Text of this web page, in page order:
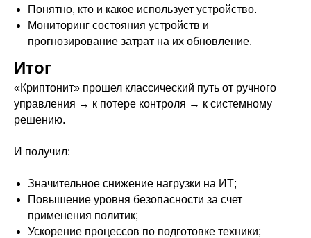
Понятно, кто и какое использует устройство.
Мониторинг состояния устройств и
прогнозирование затрат на их обновление.
Итог
«Криптонит» прошел классический путь от ручного
управления → к потере контроля → к системному
решению.
И получил:
Значительное снижение нагрузки на ИТ;
Повышение уровня безопасности за счет
применения политик;
Ускорение процессов по подготовке техники;
ООО "Ринго Программы"
ИНН 7716986806
российский разработчик системы управления
Отправляя заявку, вы соглашаетесь с
политикой обработки данных
Подписаться